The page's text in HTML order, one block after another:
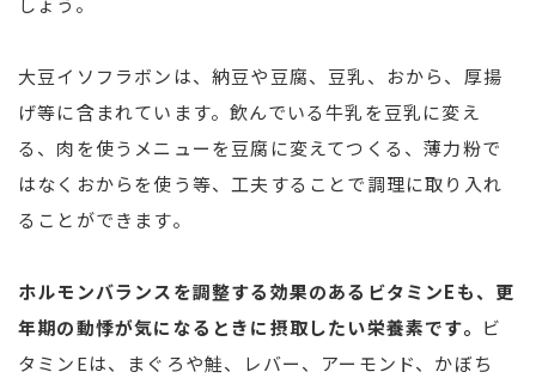
大豆イソフラボンは、納豆や豆腐、豆乳、おから、厚揚
げ等に含まれています。飲んでいる牛乳を豆乳に変え
る、肉を使うメニューを豆腐に変えてつくる、薄力粉で
はなくおからを使う等、工夫することで調理に取り入れ
ることができます。
ホルモンバランスを調整する効果のあるビタミンEも、更
年期の動悸が気になるときに摂取したい栄養素です。 ビ
タミンEは、まぐろや鮭、レバー、アーモンド、かぼち